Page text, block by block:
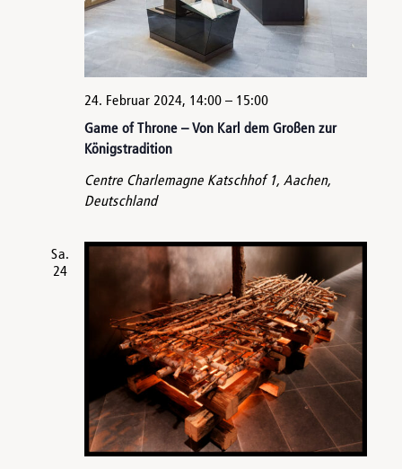
Game of Throne – Von Karl dem Großen zur
Königstradition
24. Februar 2024, 14:00– 15:00
Centre Charlemagne Katschhof 1, Aachen,
Deutschland
Sa.
24